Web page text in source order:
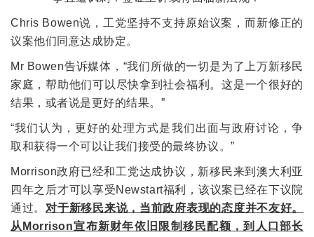
Chris Bowen说，工党坚持不支持原始议案，而新修正的
议案他们同意达成协定。
Mr Bowen告诉媒体，“我们所做的一切是为了上万新移民
家庭，帮助他们可以尽快拿到社会福利。这是一个很好的
结果，或者说是更好的结果。”
“我们认为，更好的处理方式是我们出面与政府讨论，争
取和获得一个可以让我们接受的最终协议。”
Morrison政府已经和工党达成协议，新移民来到澳大利亚
四年之后才可以享受Newstart福利，该议案已经在下议院
通过。 对于新移民来说，当前政府表现的态度并不友好。
从Morrison宣布新财年依旧限制移民配额，到人口部长